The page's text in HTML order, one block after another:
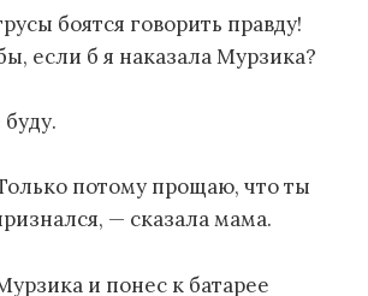
боятся говорить правду!
если б я наказала Мурзика?
потому прощаю, что ты
— сказала мама.
и понес к батарее